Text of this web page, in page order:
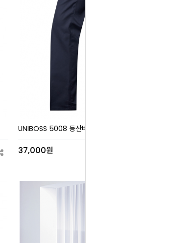
UNIBOSS 5008 등산바지
37,000원